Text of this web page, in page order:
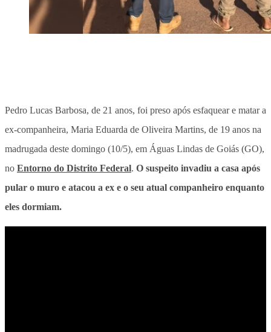
Pedro Lucas Barbosa, de 21 anos, foi preso após esfaquear e matar a
ex-companheira, Maria Eduarda de Oliveira Martins, de 19 anos na
madrugada deste domingo (10/5), em Águas Lindas de Goiás (GO),
no Entorno do Distrito Federal. O suspeito invadiu a casa após
pular o muro e atacou a ex e o seu atual companheiro enquanto
eles dormiam.